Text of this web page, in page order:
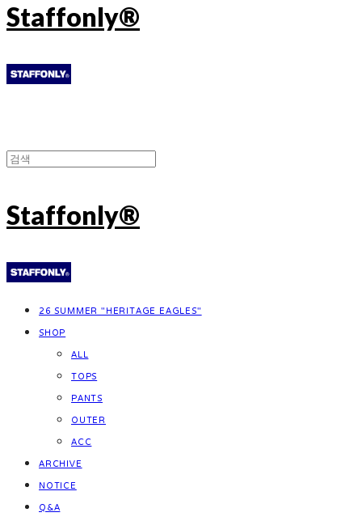
Staffonly®
Staffonly®
26 SUMMER "HERITAGE EAGLES"
SHOP
ALL
TOPS
PANTS
OUTER
ACC
ARCHIVE
NOTICE
Q&A